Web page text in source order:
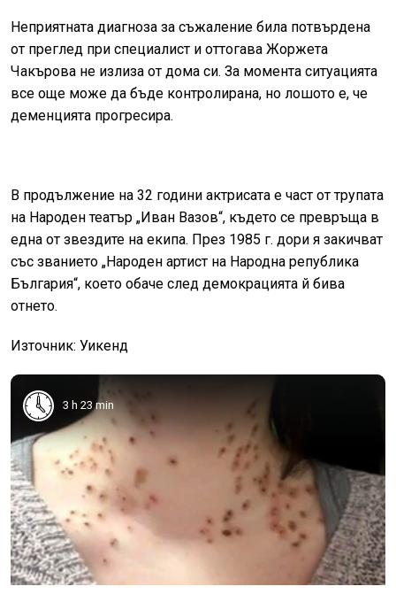
Неприятната диагноза за съжаление била потвърдена
от преглед при специалист и оттогава Жоржета
Чакърова не излиза от дома си. За момента ситуацията
все още може да бъде контролирана, но лошото е, че
деменцията прогресира.
В продължение на 32 години актрисата е част от трупата
на Народен театър „Иван Вазов“, където се превръща в
една от звездите на екипа. През 1985 г. дори я закичват
със званието „Народен артист на Народна република
България“, което обаче след демокрацията й бива
отнето.
Източник: Уикенд
3 h 23 min